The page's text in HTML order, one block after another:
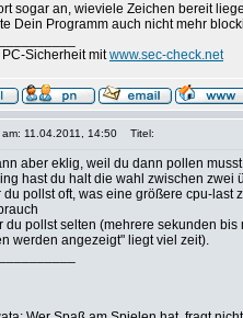
sogar an, wieviele Zeichen bereit
Dein Programm auch nicht mehr
PC-Sicherheit mitwww.sec-check.net
am: 11.04.2011, 14:50 Titel:
aber eklig, weil du dann pollen musst
hast du halt die wahl zwischen zwei
du pollst oft, was eine größere cpu-last
du pollst selten (mehrere sekunden
werden angezeigt" liegt viel zeit).